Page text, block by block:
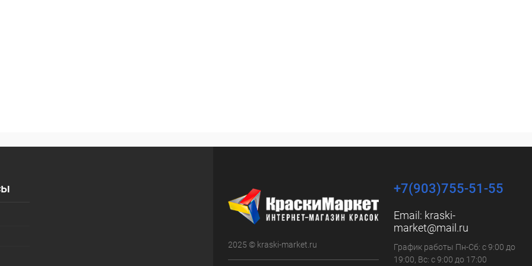
2025 © kraski-market.ru
+7(903)755-51-55
Email: kraski-
market@mail.ru
График работы Пн-Сб: с 9:00 до
19:00, Вс: с 9:00 до 17:00